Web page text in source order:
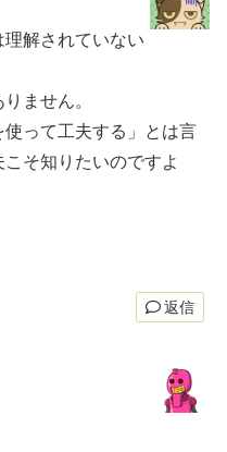
理解されていない
ません。
使って工夫する」とは言
そ知りたいのですよ
返信